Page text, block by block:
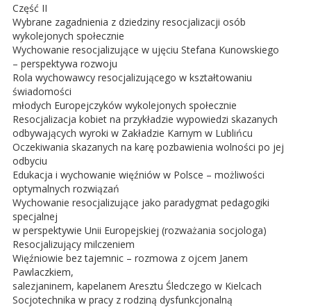
Część II
Wybrane zagadnienia z dziedziny resocjalizacji osób
wykolejonych społecznie
Wychowanie resocjalizujące w ujęciu Stefana Kunowskiego
– perspektywa rozwoju
Rola wychowawcy resocjalizującego w kształtowaniu
świadomości
młodych Europejczyków wykolejonych społecznie
Resocjalizacja kobiet na przykładzie wypowiedzi skazanych
odbywających wyroki w Zakładzie Karnym w Lublińcu
Oczekiwania skazanych na karę pozbawienia wolności po jej
odbyciu
Edukacja i wychowanie więźniów w Polsce – możliwości
optymalnych rozwiązań
Wychowanie resocjalizujące jako paradygmat pedagogiki
specjalnej
w perspektywie Unii Europejskiej (rozważania socjologa)
Resocjalizujący milczeniem
Więźniowie bez tajemnic – rozmowa z ojcem Janem
Pawlaczkiem,
salezjaninem, kapelanem Aresztu Śledczego w Kielcach
Socjotechnika w pracy z rodziną dysfunkcjonalną